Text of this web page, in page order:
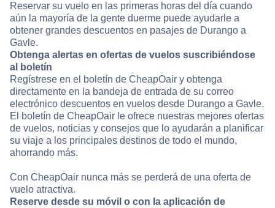
Reservar su vuelo en las primeras horas del día cuando
aún la mayoría de la gente duerme puede ayudarle a
obtener grandes descuentos en pasajes de Durango a
Gavle.
Obtenga alertas en ofertas de vuelos suscribiéndose
al boletín
Regístrese en el boletín de CheapOair y obtenga
directamente en la bandeja de entrada de su correo
electrónico descuentos en vuelos desde Durango a Gavle.
El boletín de CheapOair le ofrece nuestras mejores ofertas
de vuelos, noticias y consejos que lo ayudarán a planificar
su viaje a los principales destinos de todo el mundo,
ahorrando más.
Con CheapOair nunca más se perderá de una oferta de
vuelo atractiva.
Reserve desde su móvil o con la aplicación de